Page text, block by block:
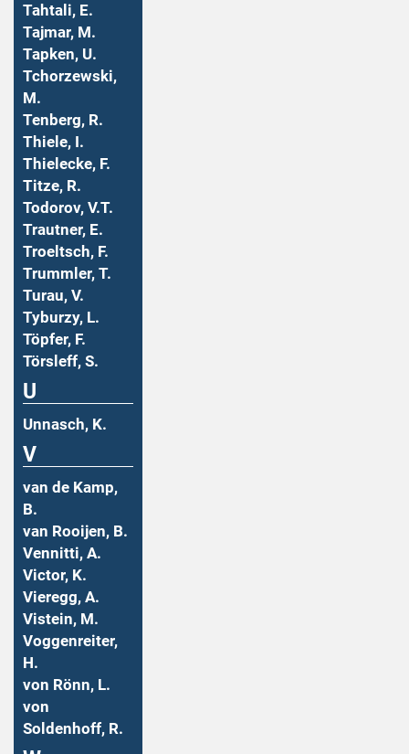
Tahtali, E.
Tajmar, M.
Tapken, U.
Tchorzewski,
M.
Tenberg, R.
Thiele, I.
Thielecke, F.
Titze, R.
Todorov, V.T.
Trautner, E.
Troeltsch, F.
Trummler, T.
Turau, V.
Tyburzy, L.
Töpfer, F.
Törsleff, S.
U
Unnasch, K.
V
van de Kamp,
B.
van Rooijen, B.
Vennitti, A.
Victor, K.
Vieregg, A.
Vistein, M.
Voggenreiter,
H.
von Rönn, L.
von
Soldenhoff, R.